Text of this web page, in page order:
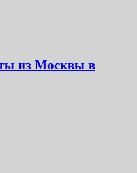
из Москвы в